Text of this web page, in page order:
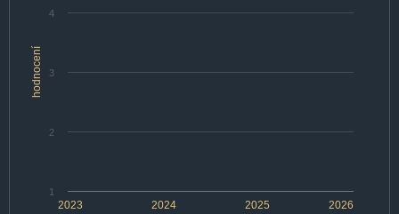
hodnocení
2024 2026
2023 2025
1
2
3
4